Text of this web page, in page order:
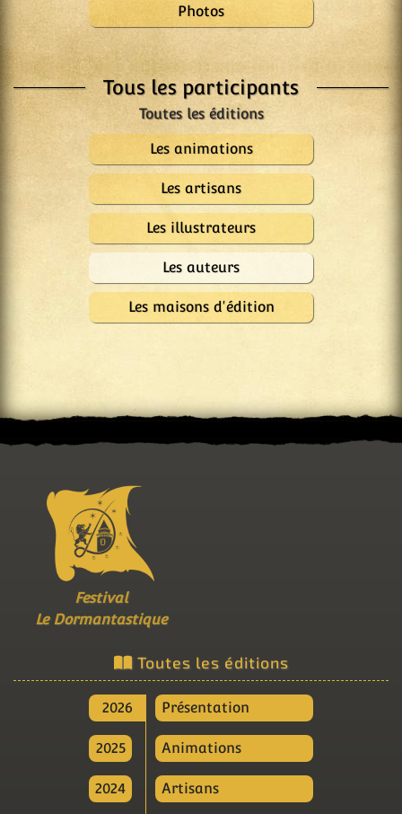
Photos
Tous les participants
Les animations
Les artisans
Les illustrateurs
Les auteurs
Les maisons d'édition
Festival
Le Dormantastique
Toutes les éditions
2026
2025
2024
Présentation
Animations
Artisans